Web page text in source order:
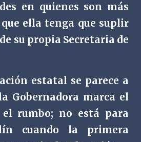
en quienes son más
ella tenga que suplir
su propia Secretaria de
estatal se parece a
Gobernadora marca el
rumbo; no está para
cuando la primera